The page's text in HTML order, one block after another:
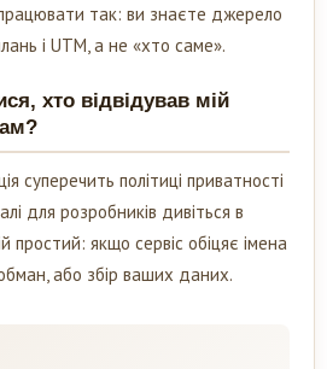
так: ви знаєте джерело
і UTM, а не «хто саме».
хто відвідував мій
суперечить політиці приватності
для розробників дивіться в
простий: якщо сервіс обіцяє імена
або збір ваших даних.